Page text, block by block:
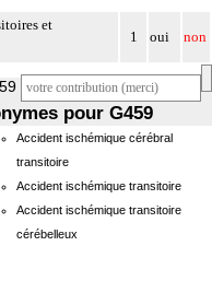
et
1 oui non
pour G459
Accident ischémique cérébral
transitoire
Accident ischémique transitoire
Accident ischémique transitoire
cérébelleux